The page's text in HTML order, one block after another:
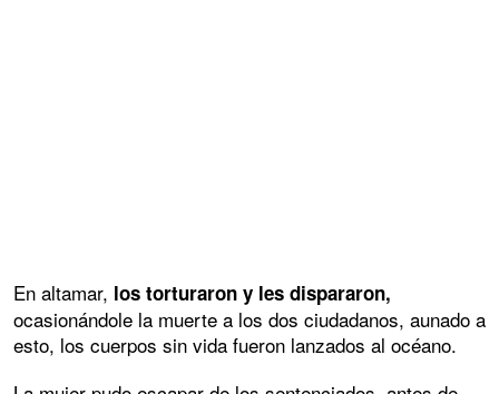
En altamar, los torturaron y les dispararon,
ocasionándole la muerte a los dos ciudadanos, aunado a
esto, los cuerpos sin vida fueron lanzados al océano.